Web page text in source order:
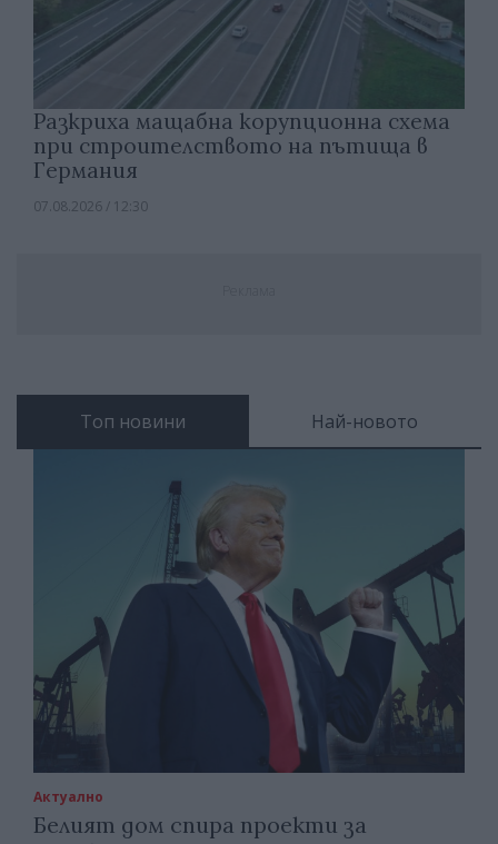
Разкриха мащабна корупционна схема
при строителството на пътища в
Германия
07.08.2026 / 12:30
Топ новини Най-новото
Актуално
Белият дом спира проекти за